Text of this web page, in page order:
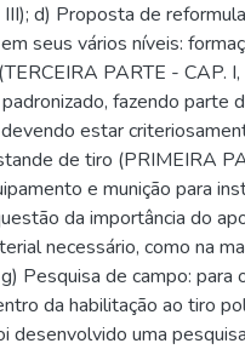
d) Proposta de
seus vários níveis:
PARTE - CAP. I,
fazendo parte
estar
de tiro (PRIMEIRA
e munição para
da importância do
necessário, como na
Pesquisa de campo: para
da habilitação ao tiro
desenvolvido uma